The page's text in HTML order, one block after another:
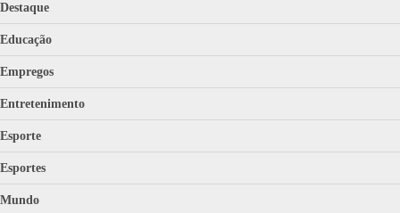
Destaque
Educação
Empregos
Entretenimento
Esporte
Esportes
Mundo